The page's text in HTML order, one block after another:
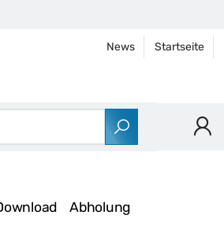
News Startseite
Abholung